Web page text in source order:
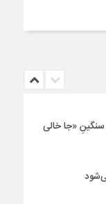
«جا خالی